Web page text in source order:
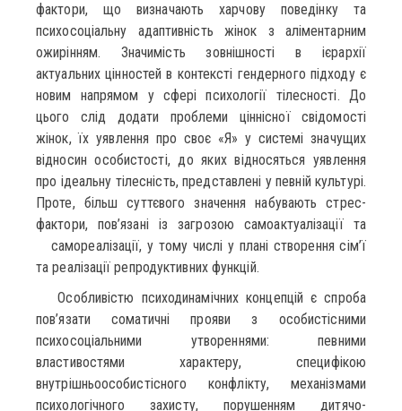
фактори, що визначають харчову поведінку та
психосоціальну адаптивність жінок з аліментарним
ожирінням. Значимість зовнішності в ієрархії
актуальних цінностей в контексті гендерного підходу є
новим напрямом у сфері психології тілесності. До
цього слід додати проблеми ціннісної свідомості
жінок, їх уявлення про своє «Я» у системі значущих
відносин особистості, до яких відносяться уявлення
про ідеальну тілесність, представлені у певній культурі.
Проте, більш суттєвого значення набувають стрес-
фактори, пов’язані із загрозою самоактуалізації та
самореалізації, у тому числі у плані створення сім’ї
та реалізації репродуктивних функцій.
Особливістю психодинамічних концепцій є спроба
пов’язати соматичні прояви з особистісними
психосоціальними утвореннями: певними
властивостями характеру, специфікою
внутрішньоособистісного конфлікту, механізмами
психологічного захисту, порушенням дитячо-